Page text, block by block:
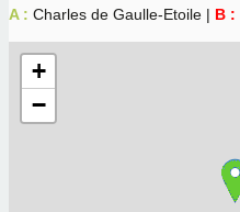
A : Charles de Gaulle-Etoile | B :
+
−